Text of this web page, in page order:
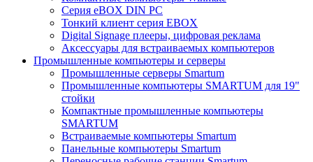
Серия eBOX DIN PC
Тонкий клиент серия EBOX
Digital Signage плееры, цифровая реклама
Аксессуары для встраиваемых компьютеров
Промышленные компьютеры и серверы
Промышленные серверы Smartum
Промышленные компьютеры SMARTUM для 19"
стойки
Компактные промышленные компьютеры
SMARTUM
Встраиваемые компьютеры Smartum
Панельные компьютеры Smartum